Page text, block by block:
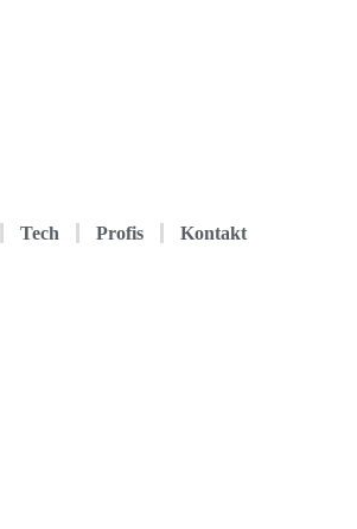
Tech Profis Kontakt